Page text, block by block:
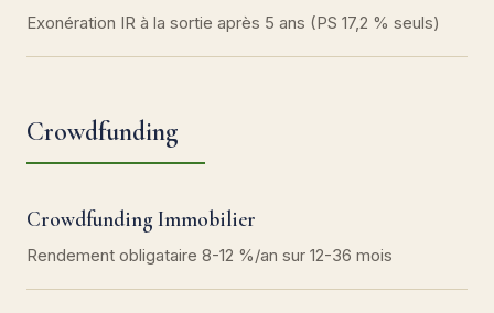
Exonération IR à la sortie après 5 ans (PS 17,2 % seuls)
Crowdfunding
Crowdfunding Immobilier
Rendement obligataire 8-12 %/an sur 12-36 mois